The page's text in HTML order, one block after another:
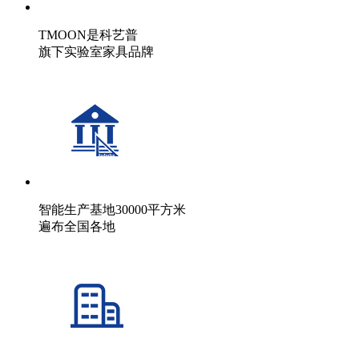
TMOON是科艺普
旗下实验室家具品牌
智能生产基地30000平方米
遍布全国各地